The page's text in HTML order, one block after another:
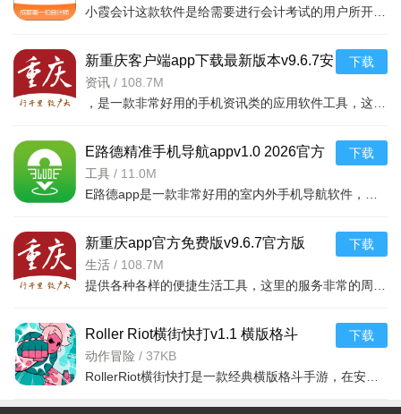
构让每一次开局都面临新的布局，而规则叠加系统则让策略无法
次游玩都有新鲜感。
极简视听反馈营造沉浸恐惧：克制的像素画面与音效不堆砌
声、环境音的细微变化、熔炉燃烧的音效，都成为你判断威胁距
离的核心依据，将注意力集中在“观察变化-快速反应-继续生存”的
核心循环上。
独立游戏匠心之作的玩家口碑：游戏在玩家社群中广受好
评，被评价为“用极简机制做出了惊人压迫感”“十几MB容量完成如
此完整的机制与氛围”。其独特的规则变异设计与硬核生存压力，
新重庆客户端app下载最新版本v9.6.7安
卓版
资讯 / 108.7M
下载
E路德精准手机导航appv1.0 2026官方
中文版
工具 / 11.0M
下载
新重庆app官方免费版v9.6.7官方版
生活 / 108.7M
下载
Roller Riot横街快打v1.1 横版格斗
动作冒险 / 37KB
下载